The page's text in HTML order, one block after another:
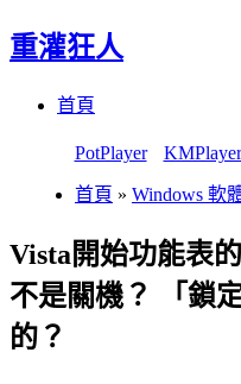
重灌狂人
首頁
PotPlayer KMPlayer
首頁 » Windows 軟
Vista開始功能表
不是關機？ 「鎖
的？